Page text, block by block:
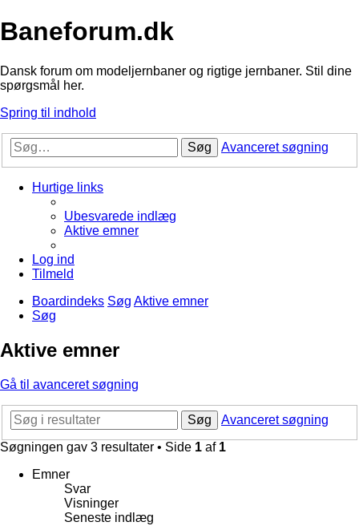
Baneforum.dk
Dansk forum om modeljernbaner og rigtige jernbaner. Stil dine
spørgsmål her.
Spring til indhold
Søg Avanceret søgning
Hurtige links
Ubesvarede indlæg
Aktive emner
Log ind
Tilmeld
Boardindeks Søg Aktive emner
Søg
Aktive emner
Gå til avanceret søgning
Søg
Avanceret søgning
Søgningen gav 3 resultater • Side 1 af 1
Emner
Svar
Visninger
Seneste indlæg